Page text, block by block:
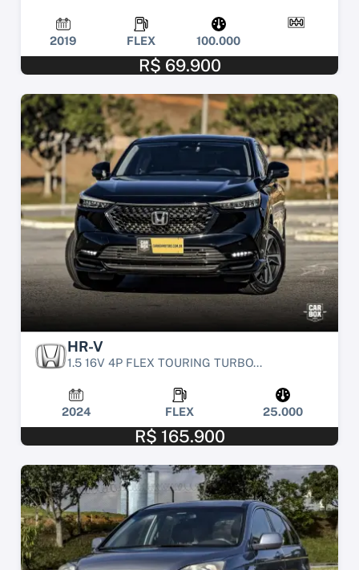
2019 FLEX 100.000
R$ 69.900
HR-V
1.5 16V 4P FLEX TOURING TURBO...
2024 FLEX 25.000
R$ 165.900